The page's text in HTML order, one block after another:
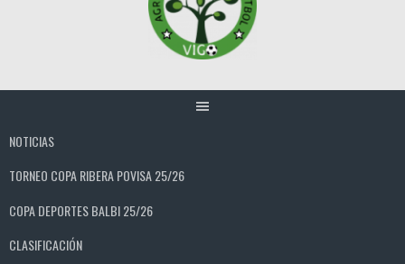
NOTICIAS
TORNEO COPA RIBERA POVISA 25/26
COPA DEPORTES BALBI 25/26
CLASIFICACIÓN